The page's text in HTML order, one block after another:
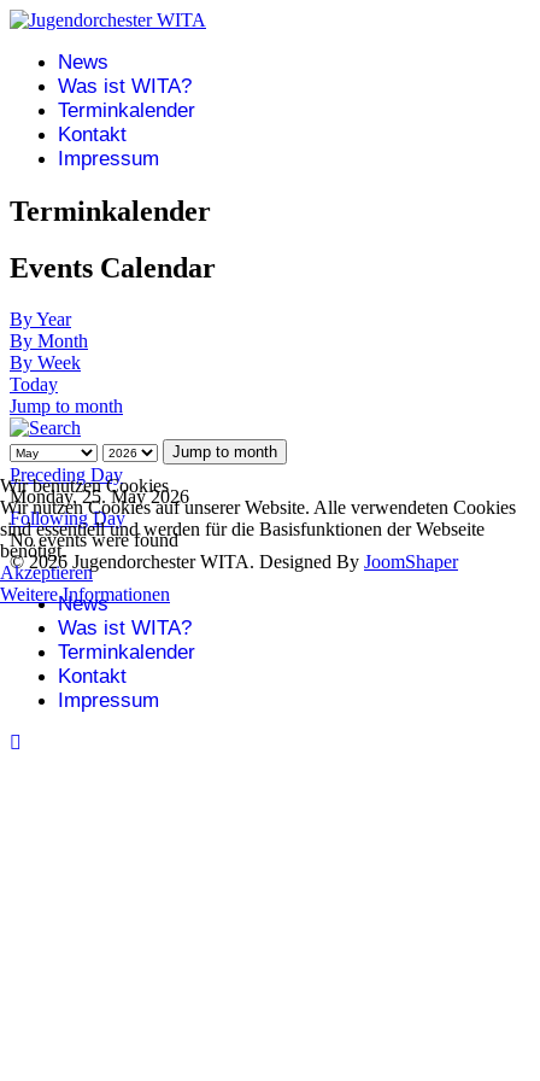
News
Was ist WITA?
Terminkalender
Kontakt
Impressum
Terminkalender
Events Calendar
By Year
By Month
By Week
Today
Jump to month
Jump to month
Preceding Day
Monday, 25. May 2026
Following Day
No events were found
© 2026 Jugendorchester WITA. Designed By JoomShaper
News
Was ist WITA?
Terminkalender
Kontakt
Impressum
Wir benutzen Cookies
Wir nutzen Cookies auf unserer Website. Alle verwendeten Cookies
sind essentiell und werden für die Basisfunktionen der Webseite
benötigt.
Akzeptieren
Weitere Informationen